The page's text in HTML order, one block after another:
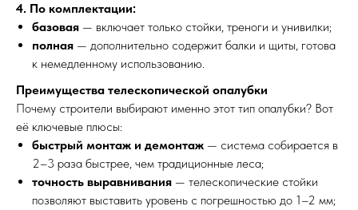
4. По комплектации:
базовая — включает только стойки, треноги и унивилки;
полная — дополнительно содержит балки и щиты, готова
к немедленному использованию.
Преимущества телескопической опалубки
Почему строители выбирают именно этот тип опалубки? Вот
её ключевые плюсы:
быстрый монтаж и демонтаж — система собирается в
2–3 раза быстрее, чем традиционные леса;
точность выравнивания — телескопические стойки
позволяют выставить уровень с погрешностью до 1–2 мм;